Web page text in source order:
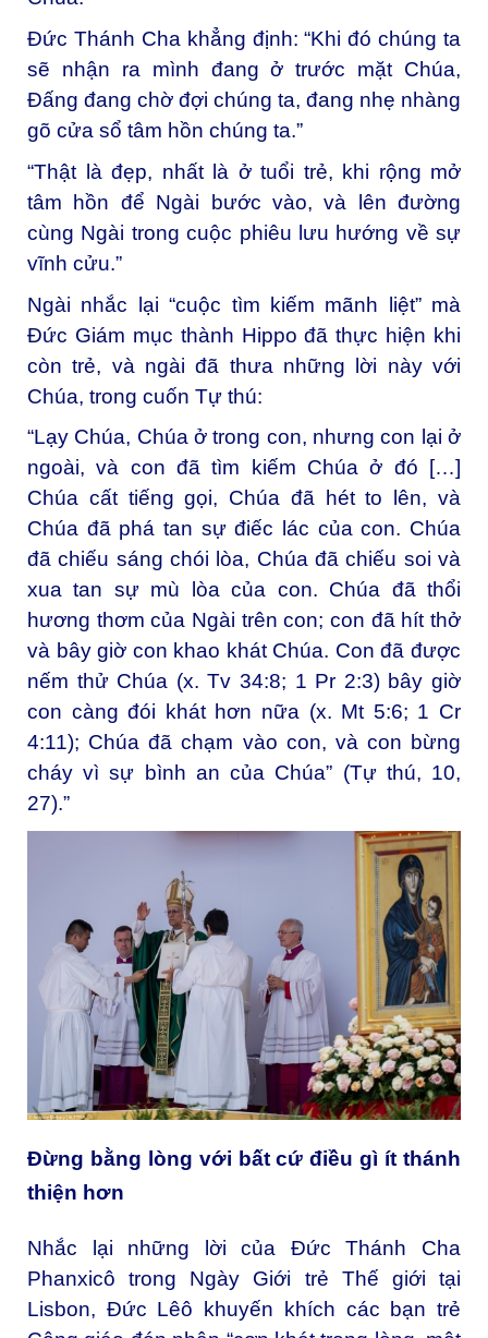
Đức Thánh Cha khẳng định: “Khi đó chúng ta
sẽ nhận ra mình đang ở trước mặt Chúa,
Đấng đang chờ đợi chúng ta, đang nhẹ nhàng
gõ cửa sổ tâm hồn chúng ta.”
“Thật là đẹp, nhất là ở tuổi trẻ, khi rộng mở
tâm hồn để Ngài bước vào, và lên đường
cùng Ngài trong cuộc phiêu lưu hướng về sự
vĩnh cửu.”
Ngài nhắc lại “cuộc tìm kiếm mãnh liệt” mà
Đức Giám mục thành Hippo đã thực hiện khi
còn trẻ, và ngài đã thưa những lời này với
Chúa, trong cuốn Tự thú:
“Lạy Chúa, Chúa ở trong con, nhưng con lại ở
ngoài, và con đã tìm kiếm Chúa ở đó […]
Chúa cất tiếng gọi, Chúa đã hét to lên, và
Chúa đã phá tan sự điếc lác của con. Chúa
đã chiếu sáng chói lòa, Chúa đã chiếu soi và
xua tan sự mù lòa của con. Chúa đã thổi
hương thơm của Ngài trên con; con đã hít thở
và bây giờ con khao khát Chúa. Con đã được
nếm thử Chúa (x. Tv 34:8; 1 Pr 2:3) bây giờ
con càng đói khát hơn nữa (x. Mt 5:6; 1 Cr
4:11); Chúa đã chạm vào con, và con bừng
cháy vì sự bình an của Chúa” (Tự thú, 10,
27).”
Đừng bằng lòng với bất cứ điều gì ít thánh
thiện hơn
Nhắc lại những lời của Đức Thánh Cha
Phanxicô trong Ngày Giới trẻ Thế giới tại
Lisbon, Đức Lêô khuyến khích các bạn trẻ